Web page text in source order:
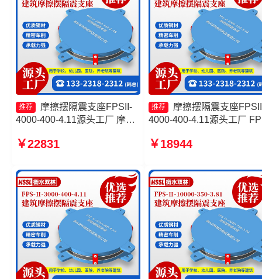
推荐
摩擦摆隔震支座FPSII-
4000-400-4.11源头工厂 摩擦
FPS隔震支座源头工厂 摩擦摆
3.81
￥22831
推荐
摩擦摆隔震支座
4000-400-4.11源头工厂
震支座FPSII-7000-400-
FPSII-8000-300-3.48生产
家
￥18944